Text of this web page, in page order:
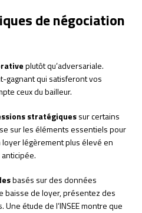
de négociation
plutôt qu’adversariale.
gagnant qui satisferont vos
ceux du bailleur.
stratégiquessur certains
sur les éléments essentiels pour
loyer légèrement plus élevé en
basés sur des données
baisse de loyer, présentez des
étude de l’INSEE montre que